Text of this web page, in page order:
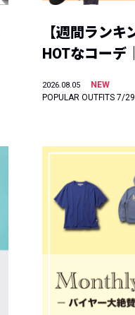
【週間ランキ
HOTなコーデ
2026.08.05
NEW
POPULAR OUTFITS 7/